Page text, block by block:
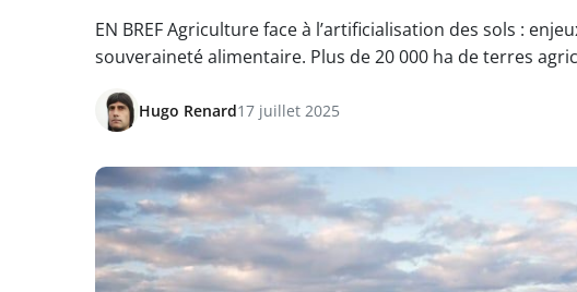
EN BREF Agriculture face à l’artificialisation des sols :
souveraineté alimentaire. Plus de 20 000 ha de terres
Hugo Renard17 juillet 2025